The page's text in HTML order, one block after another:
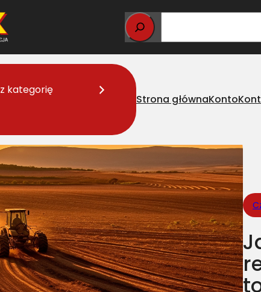
kategorię
Strona głównaKonto
> Jakie części do brony warto regularnie wymieniać?